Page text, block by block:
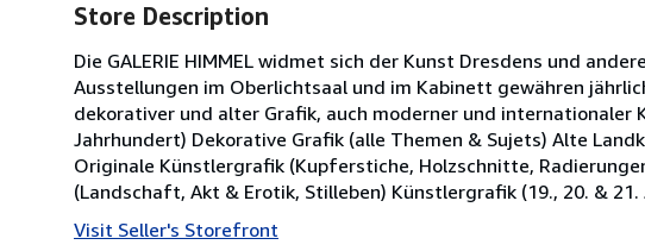
Store Description
Die GALERIE HIMMEL widmet sich der Kunst Dresdens und
Ausstellungen im Oberlichtsaal und im Kabinett gewähren
dekorativer und alter Grafik, auch moderner und
Jahrhundert) Dekorative Grafik (alle Themen & Sujets) Alte
Originale Künstlergrafik (Kupferstiche, Holzschnitte,
(Landschaft, Akt & Erotik, Stilleben) Künstlergrafik (19., 20. &
Visit Seller's Storefront